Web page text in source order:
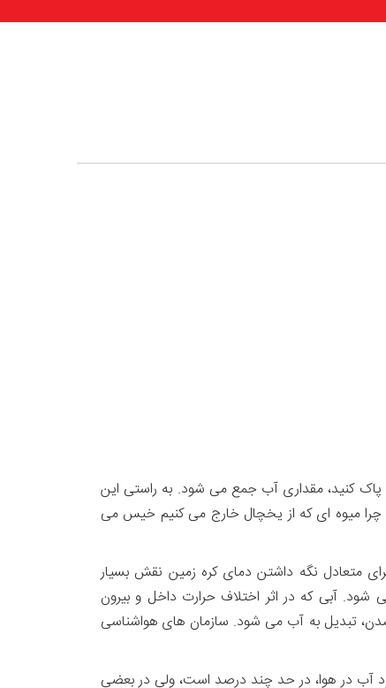
پاک کنید، مقداری آب جمع می شود. به راستی این
میوه ای که از یخچال خارج می کنیم خیس می
متعادل نگه داشتن دمای کره زمین نقش بسیار
شود. آبی که در اثر اختلاف حرارت داخل و بیرون
تبدیل به آب می شود. سازمان های هواشناسی
آب در هوا، در حد چند درصد است، ولی در بعضی